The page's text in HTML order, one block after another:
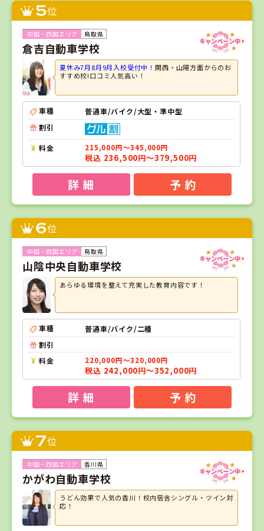
5位
鳥取県
倉吉自動車学校
夏休み7月8月9月入校受付中！関西・山陽方面からのお
すすめ校!口コミ人気高い！
車種
普通車/バイク/大型・準中型
割引
料金 215,000円～345,000円
税込 236,500円～379,500円
詳 細 予 約
6位
鳥取県
山陰中央自動車学校
あらゆる環境を整えて充実した教育内容です！
車種
普通車/バイク/二種
割引
料金
220,000円～320,000円
税込 242,000円～352,000円
詳 細 予 約
7位
香川県
かがわ自動車学校
うどん効果で人気の香川！校内宿舎シングル・ツイン対
応！